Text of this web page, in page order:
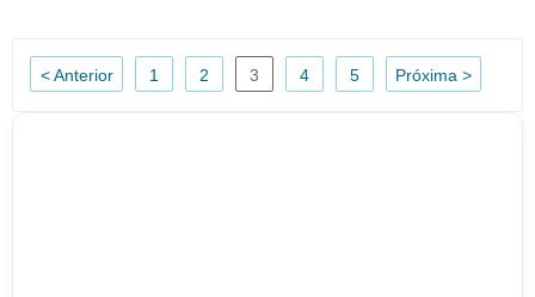
< Anterior 1 2 3 4 5 Próxima >